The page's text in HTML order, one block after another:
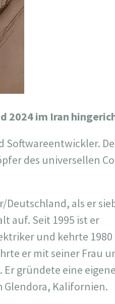
2024 im Iran
Softwareentwickler.
des universellen
Deutschland, als er
auf. Seit 1995 ist er
und kehrte 1980
er mit seiner Frau
gründete eine eigene
Glendora, Kalifornien.